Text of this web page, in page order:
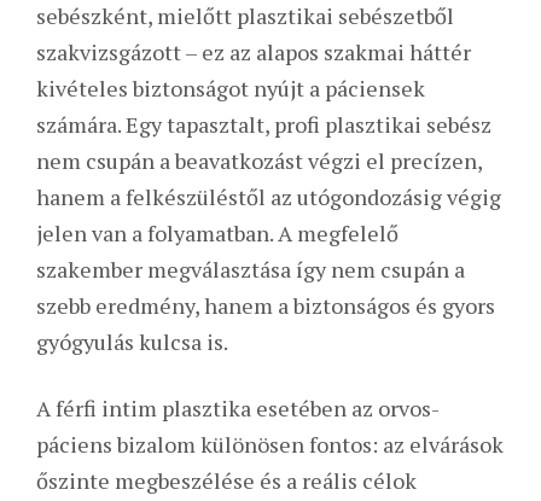
sebészként, mielőtt plasztikai sebészetből
szakvizsgázott – ez az alapos szakmai háttér
kivételes biztonságot nyújt a páciensek
számára. Egy tapasztalt, profi plasztikai sebész
nem csupán a beavatkozást végzi el precízen,
hanem a felkészüléstől az utógondozásig végig
jelen van a folyamatban. A megfelelő
szakember megválasztása így nem csupán a
szebb eredmény, hanem a biztonságos és gyors
gyógyulás kulcsa is.
A férfi intim plasztika esetében az orvos-
páciens bizalom különösen fontos: az elvárások
őszinte megbeszélése és a reális célok